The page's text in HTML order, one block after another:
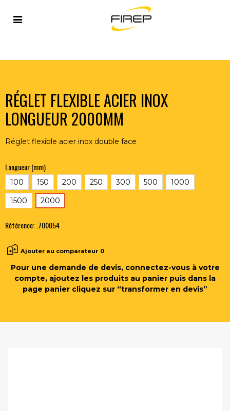
Accueil OUTILLAGE DU SOUDEUR >
RÉGLET FLEXIBLE ACIER INOX LONGUEUR 2000MM
RÉGLET FLEXIBLE ACIER INOX
LONGUEUR 2000MM
Réglet flexible acier inox double face
Longueur (mm)
100 150 200 250 300 500
1000
1500
2000
Référence: .700054
Ajouter au comparateur 0
Pour une demande de devis, connectez-vous à votre
compte, ajoutez les produits au panier puis dans la
page panier cliquez sur “transformer en devis”